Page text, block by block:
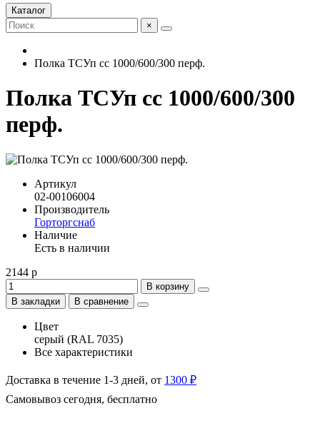
Каталог
×
Полка ТСУп сс 1000/600/300 перф.
Полка ТСУп сс 1000/600/300
перф.
Артикул
02-00106004
Производитель
Горторгснаб
Наличие
Есть в наличии
2144 р
В корзину
В закладки
В сравнение
Цвет
серый (RAL 7035)
Все характеристики
Доставка в течение 1-3 дней, от 1300 ₽
Самовывоз сегодня, бесплатно